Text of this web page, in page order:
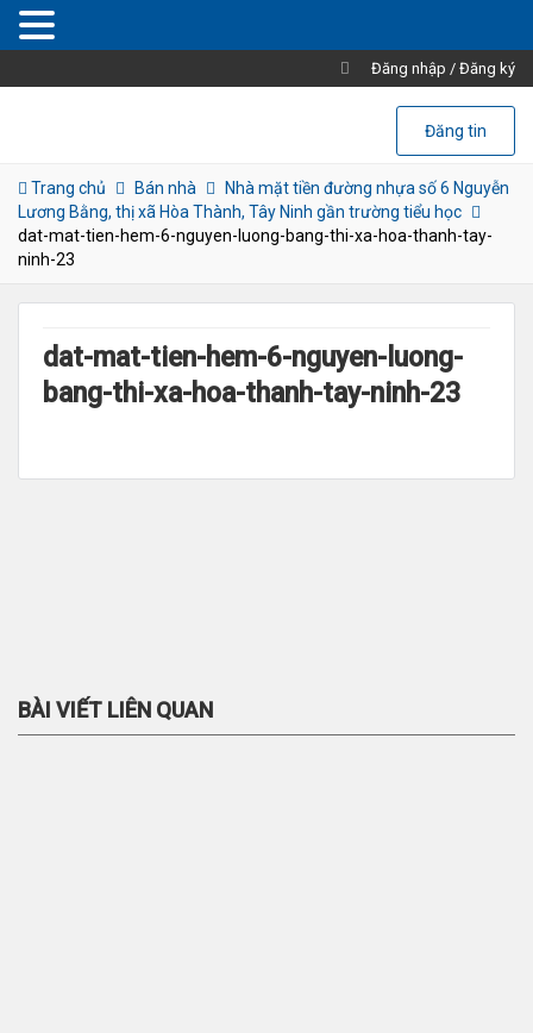
Đăng nhập / Đăng ký
Đăng tin
Trang chủ Bán nhà
Nhà mặt tiền đường nhựa số 6 Nguyễn
Lương Bằng, thị xã Hòa Thành, Tây Ninh gần trường tiểu học
dat-mat-tien-hem-6-nguyen-luong-bang-thi-xa-hoa-thanh-tay-
ninh-23
dat-mat-tien-hem-6-nguyen-luong-
bang-thi-xa-hoa-thanh-tay-ninh-23
BÀI VIẾT LIÊN QUAN